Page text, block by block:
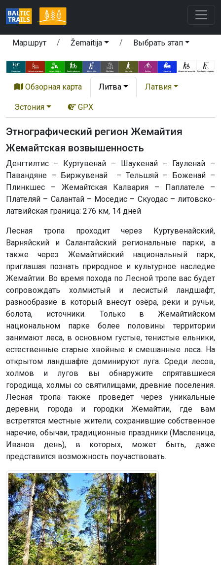
Маршрут Žemaitija Выбрать этап
Обзорная карта Литва Латвия
Эстония GPX
Этнографический регион Жемайтия
Жемайтская возвышенность
Денгтилтис – Куртувенай – Шаукенай – Гауленай –
Павандяне – Биржувенай – Тельшяй – Боженай –
Плинкшес – Жемайтская Калвария – Паплателе –
Плателяй – Салантай – Моседис – Скуодас – литовско-
латвийская граница: 276 км, 14 дней
Лесная тропа проходит через Куртувенайский,
Варняйский и Салантайский региональные парки, а
также через Жемайтийский национальный парк,
приглашая познать природное и культурное наследие
Жемайтии. Во время похода по Лесной тропе вас будет
сопровождать холмистый и лесистый ландшафт,
разнообразие в который внесут озёра, реки и ручьи,
болота, источники. Только в Жемайтийском
национальном парке более половины территории
занимают леса, в основном густые, тенистые ельники,
естественные старые хвойные и смешанные леса. На
открытом ландшафте доминируют луга. Среди лесов,
холмов и лугов вы обнаружите спрятавшиеся
городища, холмы со святилищами, древние поселения.
Лесная тропа также проведёт через уникальные
деревни, города и городки Жемайтии, где вам
встретятся местные жители, сохранившие собственное
наречие, обычаи, традиционные праздники (Масленица,
Иванов день), в которых, может быть, даже
представится возможность поучаствовать.